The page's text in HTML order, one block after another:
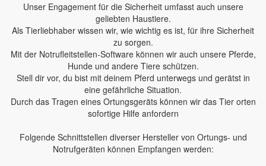
Unser Engagement für die Sicherheit umfasst auch unsere
geliebten Haustiere.
Als Tierliebhaber wissen wir, wie wichtig es ist, für ihre Sicherheit
zu sorgen.
Mit der Notrufleitstellen-Software können wir auch unsere Pferde,
Hunde und andere Tiere schützen.
Stell dir vor, du bist mit deinem Pferd unterwegs und gerätst in
eine gefährliche Situation.
Durch das Tragen eines Ortungsgeräts können wir das Tier orten
sofortige Hilfe anfordern
Folgende Schnittstellen diverser Hersteller von Ortungs- und
Notrufgeräten können Empfangen werden: